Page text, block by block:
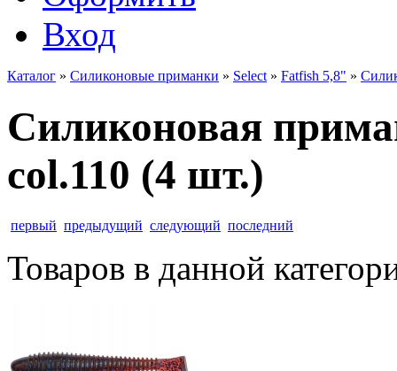
Вход
Каталог » Силиконовые приманки » Select » Fatfish 5,8" »
Силиконовая
col.110 (4 шт.)
первый предыдущий следующий последний
Товаров в данной